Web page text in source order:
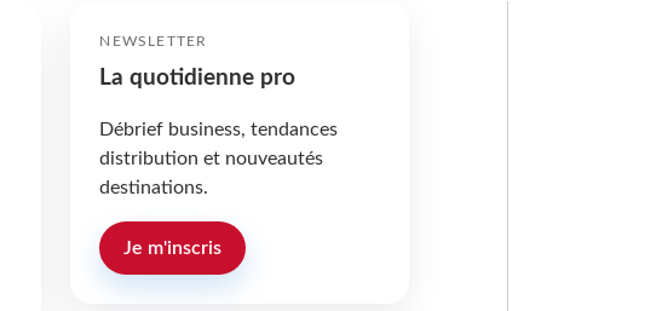
NEWSLETTER
La quotidienne pro
Débrief business, tendances
distribution et nouveautés
destinations.
Je m'inscris